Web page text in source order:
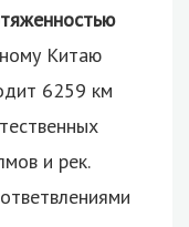
Китаю
6259 км
и рек.